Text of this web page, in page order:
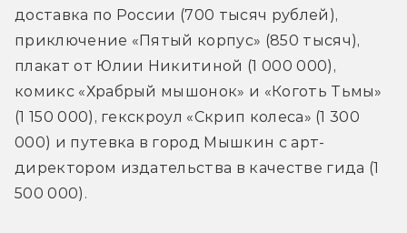
доставка по России (700 тысяч рублей),
приключение «Пятый корпус» (850 тысяч),
плакат от Юлии Никитиной (1 000 000),
комикс «Храбрый мышонок» и «Коготь Тьмы»
(1 150 000), гекскроул «Скрип колеса» (1 300
000) и путевка в город Мышкин с арт-
директором издательства в качестве гида (1
500 000).